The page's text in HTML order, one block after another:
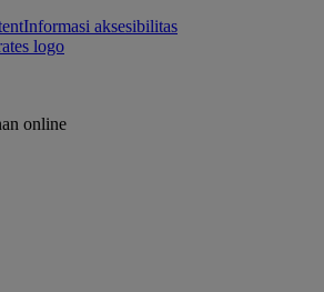
Informasi aksesibilitas
online